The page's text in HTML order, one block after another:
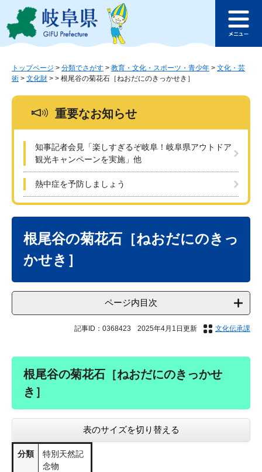
ジ
ュ
このページの本文へ
ュ
トップページ > 分類でさがす > 教育・文化・スポーツ・青少年 > 文化・芸
術 > 文化財 > > 根尾谷の菊花石［ねおだにのきっかせき］
重要なお知らせ
知事記者会見「楽しすぎるぞ岐阜！岐阜県アウトドア
観光キャンペーンを実施」他
熱中症を予防しましょう
根尾谷の菊花石［ねおだにのきっ
かせき］
ページ内目次
記事ID：0368423 2025年4月1日更新 文化伝承課
根尾谷の菊花石［ねおだにのきっかせ
き］
表のサイズを切り替える
分類
特別天然記
念物